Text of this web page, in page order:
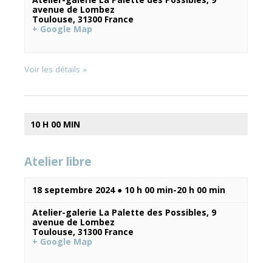
avenue de Lombez
Toulouse, 31300 France
+ Google Map
Voir les détails »
10 H 00 MIN
Atelier libre
18 septembre 2024 ● 10 h 00 min-20 h 00 min
Atelier-galerie La Palette des Possibles, 9
avenue de Lombez
Toulouse, 31300 France
+ Google Map